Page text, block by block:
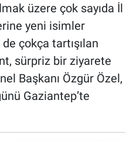
üzere çok sayıda İl
yeni isimler
çokça tartışılan
sürpriz bir ziyarete
Başkanı Özgür Özel,
Gaziantep’te